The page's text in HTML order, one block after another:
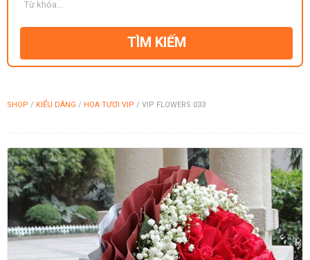
TÌM KIẾM
SHOP / KIỂU DÁNG / HOA TƯƠI VIP / VIP FLOWERS 033
MẪU HOA MỚI
CHỦ ĐỀ
MÀU SẮC
HOA CƯỚI
QUÀ TẶNG
QUÀ TẾT 2026